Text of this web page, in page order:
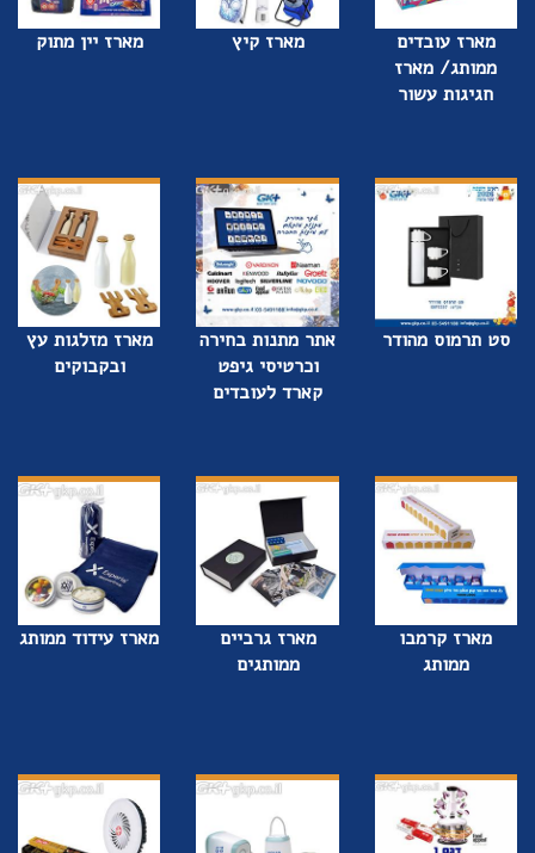
מארז עובדים
ממותג/ מארז
חגיגות עשור
מארז קיץ מארז יין מתוק
סט תרמוס מהודר
אתר מתנות בחירה
וכרטיסי גיפט
קארד לעובדים
מארז מזלגות עץ
ובקבוקים
מארז קרמבו
ממותג
מארז גרביים
ממותגים
מארז עידוד ממותג